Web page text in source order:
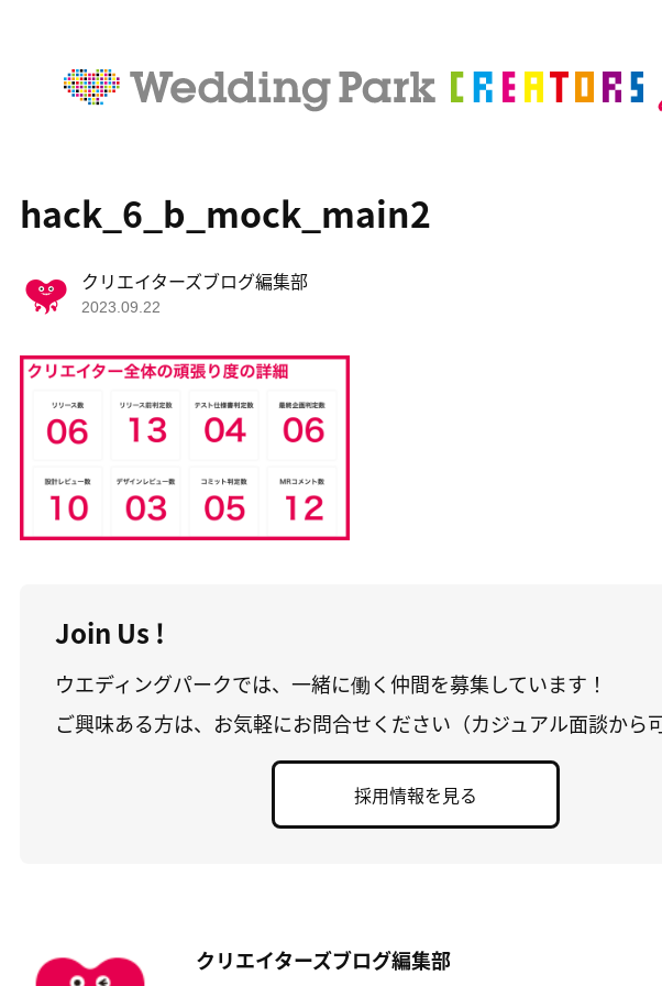
hack_6_b_mock_main2
クリエイターズブログ編集部
2023.09.22
Join Us !
ウエディングパークでは、一緒に働く仲間を募集しています！
ご興味ある方は、お気軽にお問合せください（カジュアル面談から
採用情報を見る
クリエイターズブログ編集部